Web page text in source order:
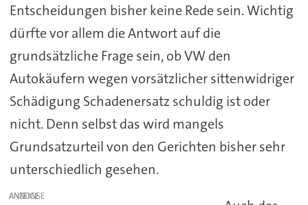
Entscheidungen bisher keine Rede sein. Wichtig
dürfte vor allem die Antwort auf die
grundsätzliche Frage sein, ob VW den
Autokäufern wegen vorsätzlicher sittenwidriger
Schädigung Schadenersatz schuldig ist oder
nicht. Denn selbst das wird mangels
Grundsatzurteil von den Gerichten bisher sehr
unterschiedlich gesehen.
ANZEIGE